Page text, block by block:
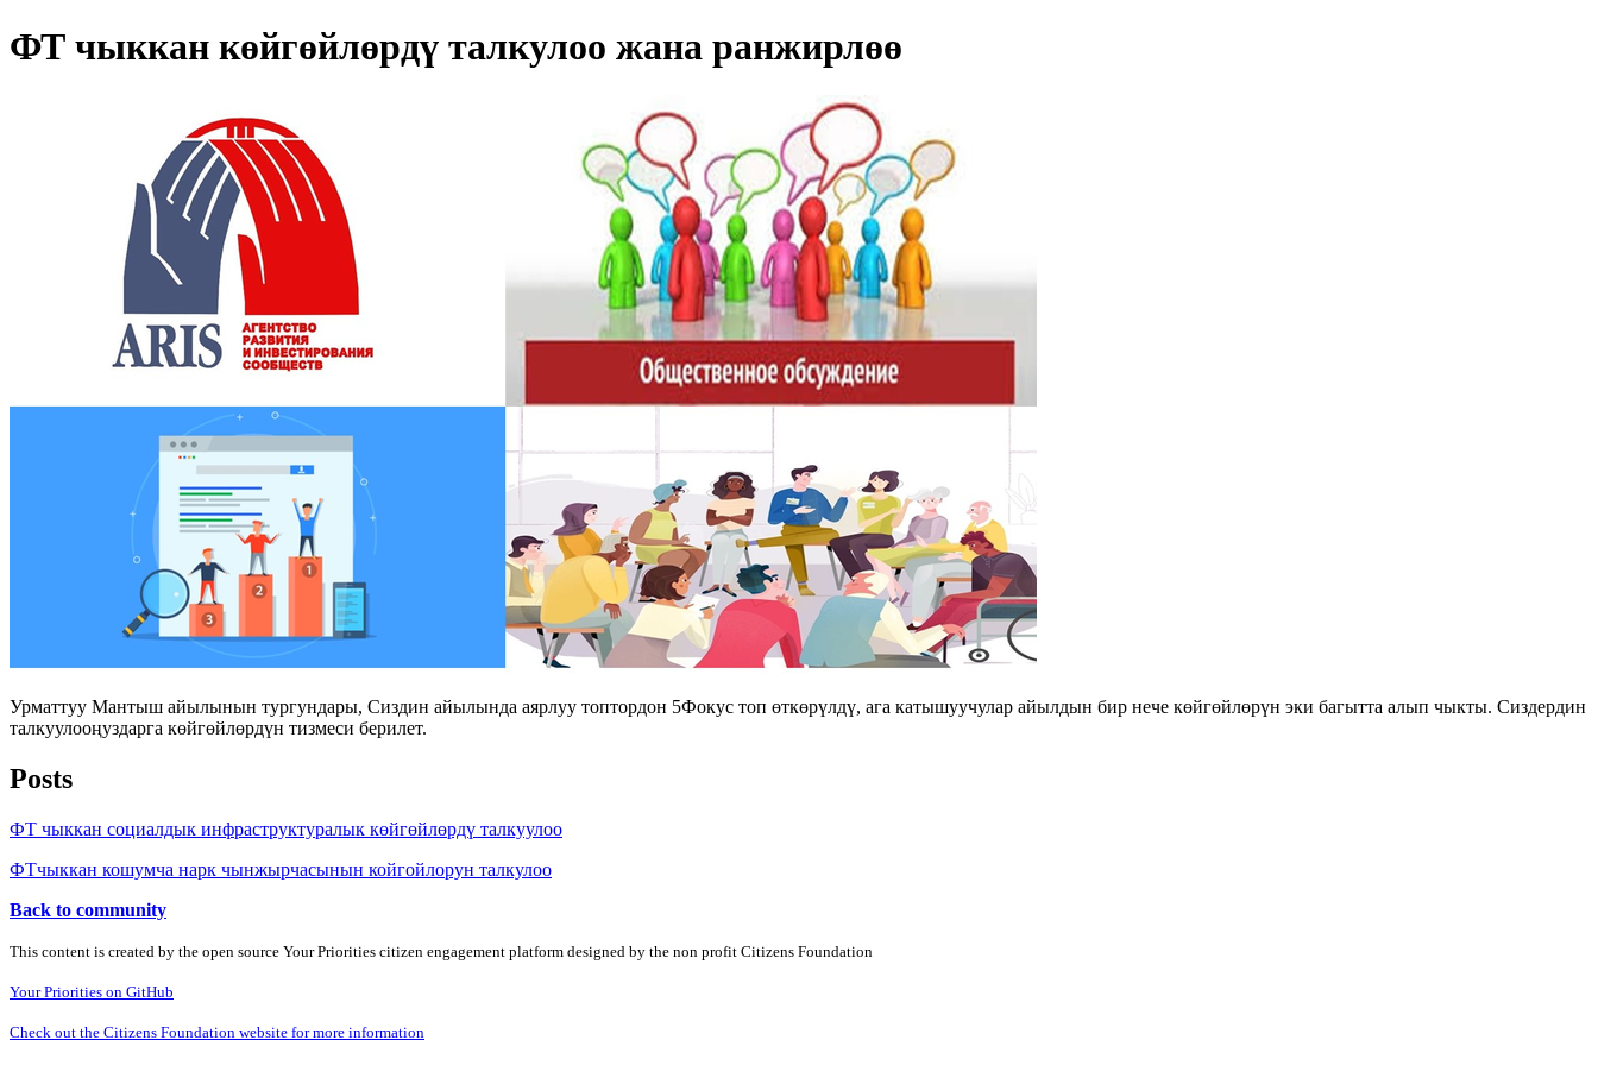
ФТ чыккан көйгөйлөрдү талкулоо жана ранжирлөө
Урматтуу Мантыш айылынын тургундары, Сиздин айылында аярлуу топтордон 5Фокус топ өткөрүлдү, ага катышуучулар айылдын бир нече көйгөйлөрүн эки багытта алып чыкты. Сиздердин
талкуулооңуздарга көйгөйлөрдүн тизмеси берилет.
Posts
ФТ чыккан социалдык инфраструктуралык көйгөйлөрдү талкуулоо
ФТчыккан кошумча нарк чынжырчасынын койгойлорун талкулоо
Back to community
This content is created by the open source Your Priorities citizen engagement platform designed by the non profit Citizens Foundation
Your Priorities on GitHub
Check out the Citizens Foundation website for more information